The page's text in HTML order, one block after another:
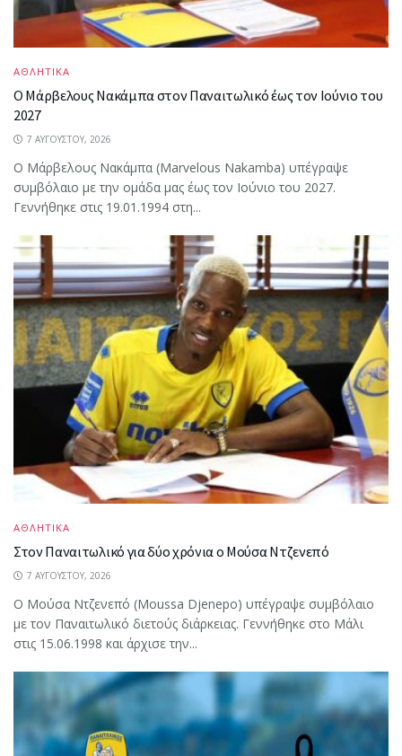
ΑΘΛΗΤΙΚΑ
Ο Μάρβελους Nακάμπα στον Παναιτωλικό έως τον Ιούνιο του
2027
7 ΑΥΓΟΎΣΤΟΥ, 2026
Ο Μάρβελους Nακάμπα (Marvelous Nakamba) υπέγραψε
συμβόλαιο με την ομάδα μας έως τον Ιούνιο του 2027.
Γεννήθηκε στις 19.01.1994 στη...
ΑΘΛΗΤΙΚΑ
Στον Παναιτωλικό για δύο χρόνια ο Μούσα Ντζενεπό
7 ΑΥΓΟΎΣΤΟΥ, 2026
Ο Μούσα Ντζενεπό (Moussa Djenepo) υπέγραψε συμβόλαιο
με τον Παναιτωλικό διετούς διάρκειας. Γεννήθηκε στο Μάλι
στις 15.06.1998 και άρχισε την...